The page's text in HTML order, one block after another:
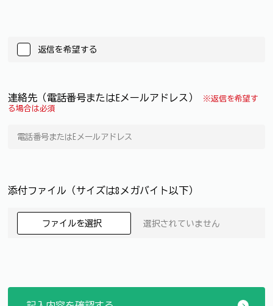
返信を希望する
連絡先（電話番号またはEメールアドレス）
※返信を希望す
る場合は必須
添付ファイル（サイズは8メガバイト以下）
ファイルを選択 選択されていません